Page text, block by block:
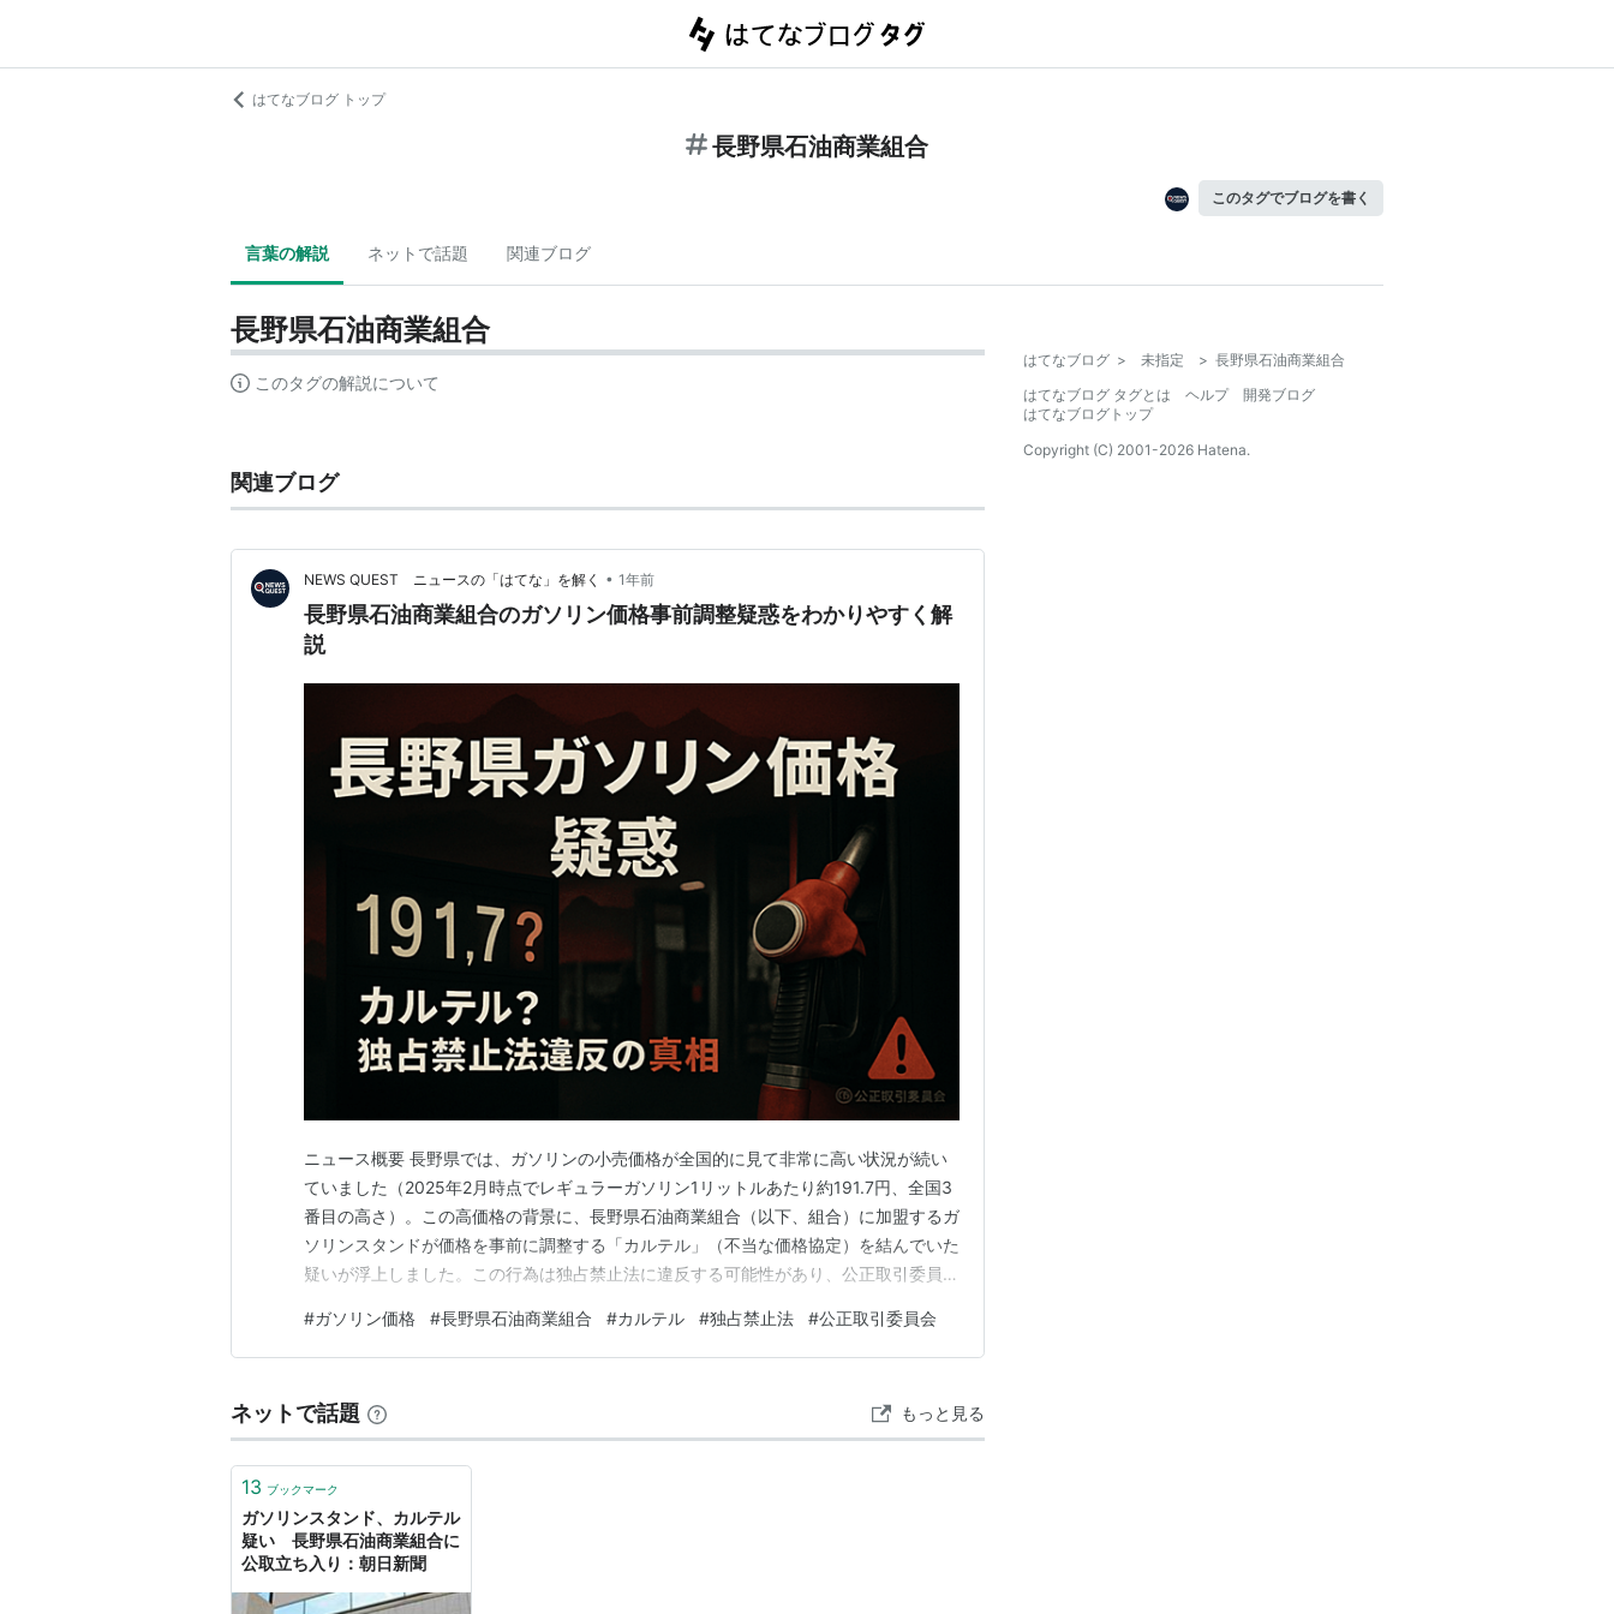
はてなブログ トップ
長野県石油商業組合
このタグでブログを書く
言葉の解説 ネットで話題 関連ブログ
長野県石油商業組合
このタグの解説について
関連ブログ
NEWS QUEST ニュースの「はてな」を解く • 1年前
長野県石油商業組合のガソリン価格事前調整疑惑をわかりやすく解
説
ニュース概要 長野県では、ガソリンの小売価格が全国的に見て非常に高い状況が続い
ていました（2025年2月時点でレギュラーガソリン1リットルあたり約191.7円、全国3
番目の高さ）。この高価格の背景に、長野県石油商業組合（以下、組合）に加盟するガ
ソリンスタンドが価格を事前に調整する「カルテル」（不当な価格協定）を結んでいた
疑いが浮上しました。この行為は独占禁止法に違反する可能性があり、公正取引委員会
盟するガソリンスタンドが、価格の値上げや値下げの幅、タイミングを事前に連絡網で
調整していた疑いが持たれています。以下が主…
#ガソリン価格 #長野県石油商業組合 #カルテル #独占禁止法 #公正取引委員会
ネットで話題 もっと見る
13 ブックマーク
ガソリンスタンド、カルテル
疑い 長野県石油商業組合に
公取立ち入り：朝日新聞
はてなブログ > 未指定 > 長野県石油商業組合
はてなブログ タグとは
ヘルプ
開発ブログ
はてなブログトップ
Copyright (C) 2001-2026 Hatena.